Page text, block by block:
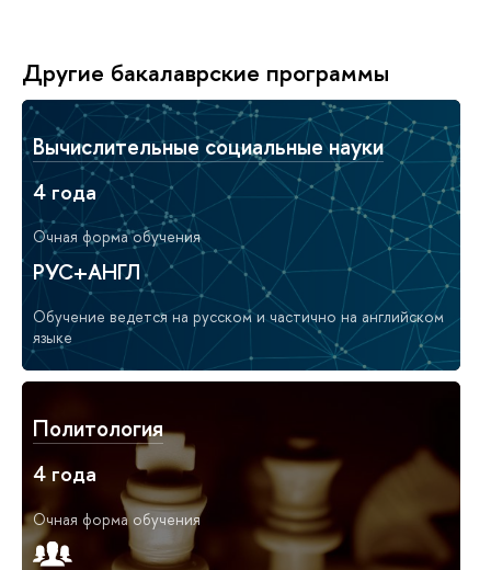
Другие бакалаврские программы
Вычислительные социальные науки
4 года
Очная форма обучения
РУС+АНГЛ
Обучение ведется на русском и частично на английском
языке
Политология
4 года
Очная форма обучения